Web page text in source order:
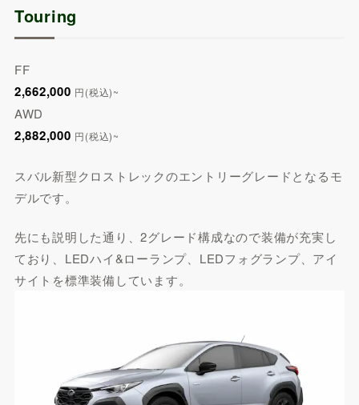
Touring
FF
2,662,000 円(税込)~
AWD
2,882,000 円(税込)~
スバル新型クロストレックのエントリーグレードとなるモ
デルです。
先にも説明した通り、2グレード構成なので装備が充実し
ており、LEDハイ&ローランプ、LEDフォグランプ、アイ
サイトを標準装備しています。